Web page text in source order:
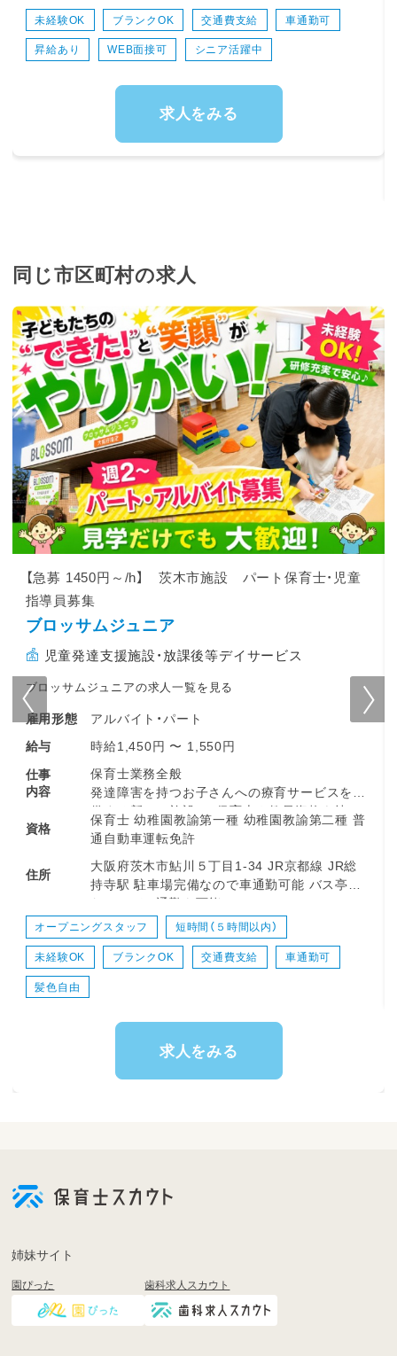
＜スケジュール例＞
・07:00～登園
・11:00～昼食
・12:30～午睡(事務作業/ブレスチェック/休憩)
・17:00～降園
未経験OK ブランクOK 交通費支給 車通勤可
昇給あり WEB面接可 シニア活躍中
求人をみる
同じ市区町村の求人
【急募 1450円～/h】 茨木市施設 パート保育士・児童
指導員募集
ブロッサムジュニア
児童発達支援施設・放課後等デイサービス
ブロッサムジュニアの求人一覧を見る
雇用形態
アルバイト・パート
給与
時給1,450円 〜 1,550円
仕事
内容
保育士業務全般
発達障害を持つお子さんへの療育サービスを提
供する新しい施設で、保育士や教員資格を持つ
メンバーとともに業務を担当していただきま
す。
■オープン時期: 2026年1月
なパートさんを大募集
従事すべき業務の変更なし
資格
保育士 幼稚園教諭第一種 幼稚園教諭第二種 普
通自動車運転免許
住所
大阪府茨木市鮎川５丁⽬1-34 JR京都線 JR総
持寺駅 駐車場完備なので車通勤可能 バス亭前
なのでバス通勤も可能
オープニングスタッフ 短時間（５時間以内）
未経験OK ブランクOK 交通費支給 車通勤可
髪色自由
求人をみる
姉妹サイト
園ぴった 歯科求人スカウト